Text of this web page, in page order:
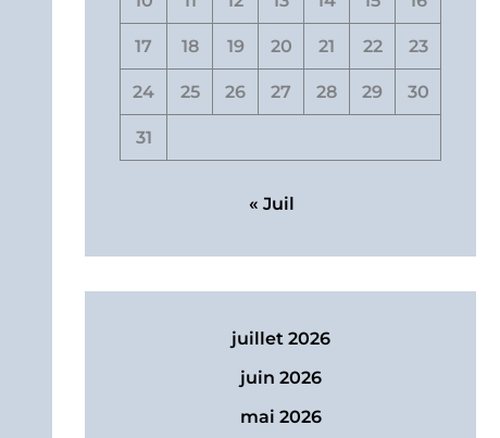
17 18 19 20 21 22 23
24 25 26 27 28 29 30
31
« Juil
juillet 2026
juin 2026
mai 2026